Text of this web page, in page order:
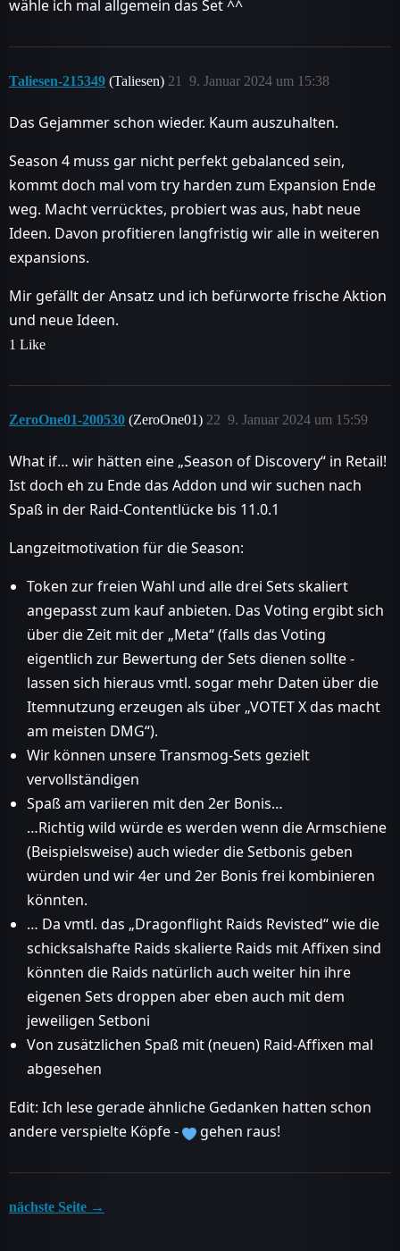
wähle ich mal allgemein das Set ^^
Taliesen-215349 (Taliesen) 9. Januar 2024 um 15:38
21
Das Gejammer schon wieder. Kaum auszuhalten.
Season 4 muss gar nicht perfekt gebalanced sein,
kommt doch mal vom try harden zum Expansion Ende
weg. Macht verrücktes, probiert was aus, habt neue
Ideen. Davon profitieren langfristig wir alle in weiteren
expansions.
Mir gefällt der Ansatz und ich befürworte frische Aktion
und neue Ideen.
1 Like
ZeroOne01-200530 (ZeroOne01) 9. Januar 2024 um 15:59
22
What if… wir hätten eine „Season of Discovery“ in Retail!
Ist doch eh zu Ende das Addon und wir suchen nach
Spaß in der Raid-Contentlücke bis 11.0.1
Langzeitmotivation für die Season:
Token zur freien Wahl und alle drei Sets skaliert
angepasst zum kauf anbieten. Das Voting ergibt sich
über die Zeit mit der „Meta“ (falls das Voting
eigentlich zur Bewertung der Sets dienen sollte -
lassen sich hieraus vmtl. sogar mehr Daten über die
Itemnutzung erzeugen als über „VOTET X das macht
am meisten DMG“).
Wir können unsere Transmog-Sets gezielt
vervollständigen
Spaß am variieren mit den 2er Bonis…
…Richtig wild würde es werden wenn die Armschiene
(Beispielsweise) auch wieder die Setbonis geben
würden und wir 4er und 2er Bonis frei kombinieren
könnten.
… Da vmtl. das „Dragonflight Raids Revisted“ wie die
schicksalshafte Raids skalierte Raids mit Affixen sind
könnten die Raids natürlich auch weiter hin ihre
eigenen Sets droppen aber eben auch mit dem
jeweiligen Setboni
Von zusätzlichen Spaß mit (neuen) Raid-Affixen mal
abgesehen
Edit: Ich lese gerade ähnliche Gedanken hatten schon
andere verspielte Köpfe -
gehen raus!
nächste Seite →